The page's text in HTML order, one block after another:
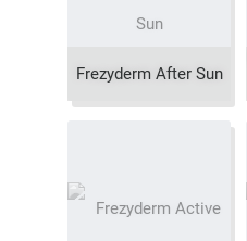
Frezyderm After Sun